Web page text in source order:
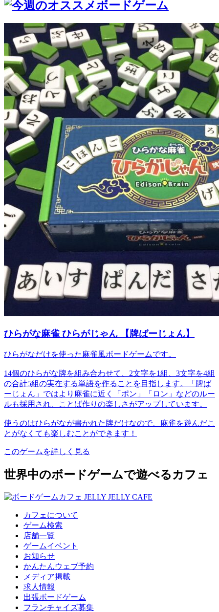
ひらがな麻雀 ひらがじゃん 【牌ばーじょん】
ひらがなだけを使った麻雀風ボードゲームです。
14個のひらがな牌を組み合わせて、2文字を1組、3文字を4組
の合計5組の実在する単語を作ることを目指します。「牌ば
ーじょん」ではより麻雀に近く「ポン」「ロン」などのルー
ルも採用され、ことば作りの楽しさがアップしています。
使うのはひらがなが書かれた牌だけなので、麻雀を遊んだこ
とがなくても楽しむことができます！
このゲームを詳しく見る
世界中のボードゲームで遊べるカフェ
カフェについて
ゲーム検索
店舗一覧
ゲームイベント
お知らせ
かんたんウェブ予約
メディア掲載
求人情報
出張ボードゲーム
フランチャイズ募集